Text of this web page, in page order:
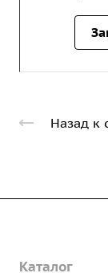
Назад к
О предприятии
Каталог